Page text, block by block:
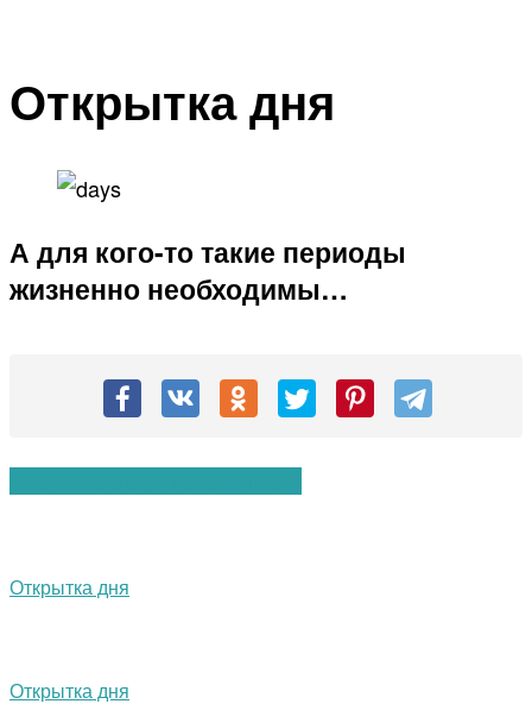
Открытка дня
А для кого-то такие периоды
жизненно необходимы…
Открытка дня
Открытка дня